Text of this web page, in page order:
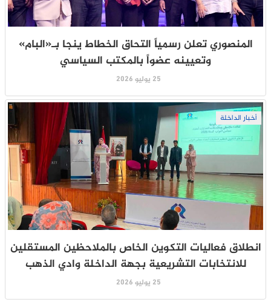
المنصوري تعلن رسمياً التحاق الخطاط ينجا بـ«البام»
وتعيينه عضواً بالمكتب السياسي
25 يوليو 2026
أخبار الداخلة
انطلاق فعاليات التكوين الخاص بالملاحظين المستقلين
للانتخابات التشريعية بجهة الداخلة وادي الذهب
25 يوليو 2026